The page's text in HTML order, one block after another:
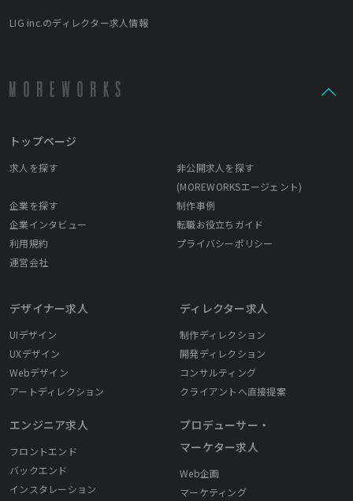
LIG inc.のディレクター求人情報
トップページ
求人を探す
非公開求人を探す
(MOREWORKSエージェント)
企業を探す
制作事例
企業インタビュー
転職お役立ちガイド
利用規約
プライバシーポリシー
運営会社
デザイナー求人
UIデザイン
UXデザイン
Webデザイン
アートディレクション
エンジニア求人
フロントエンド
バックエンド
インスタレーション
ディレクター求人
制作ディレクション
開発ディレクション
コンサルティング
クライアントへ直接提案
プロデューサー・
マーケター求人
Web企画
マーケティング